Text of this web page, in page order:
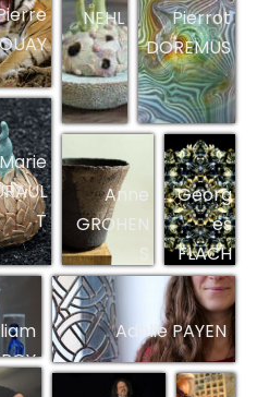
NEHL
Pierrot
DOREMUS
T
Anne
GROHEN
S
Georg
es
FLACH
ON
Adélie PAYEN